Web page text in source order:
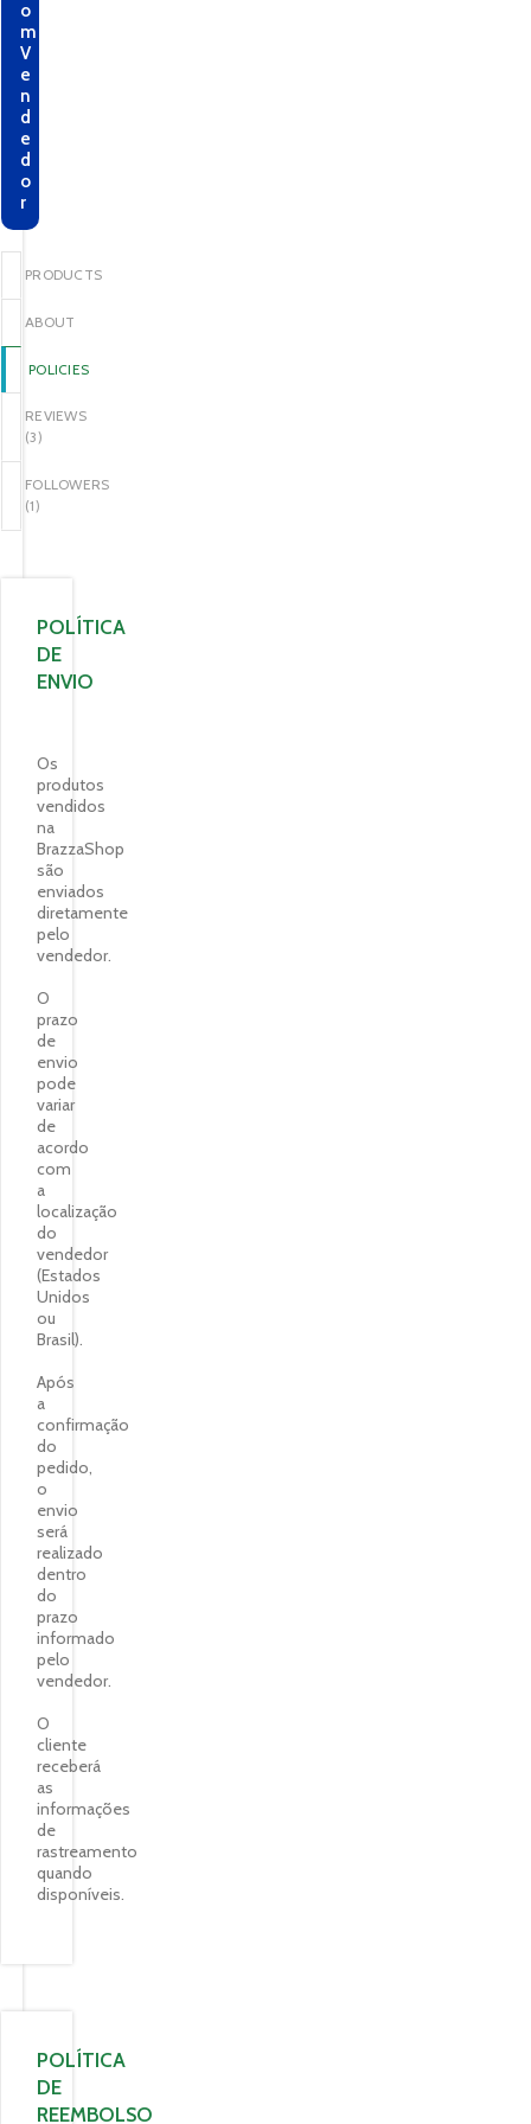
o
m
V
e
n
d
e
d
o
r
PRODUCTS
ABOUT
POLICIES
REVIEWS
(3)
FOLLOWERS
(1)
POLÍTICA
DE
ENVIO
Os
produtos
vendidos
na
BrazzaShop
são
enviados
diretamente
pelo
vendedor.
O
prazo
de
envio
pode
variar
de
acordo
com
a
localização
do
vendedor
(Estados
Unidos
ou
Brasil).
Após
a
confirmação
do
pedido,
o
envio
será
realizado
dentro
do
prazo
informado
pelo
vendedor.
O
cliente
receberá
as
informações
de
rastreamento
quando
disponíveis.
POLÍTICA
DE
REEMBOLSO